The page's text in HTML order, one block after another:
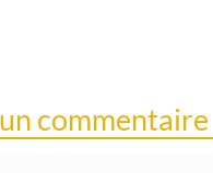
commentaire